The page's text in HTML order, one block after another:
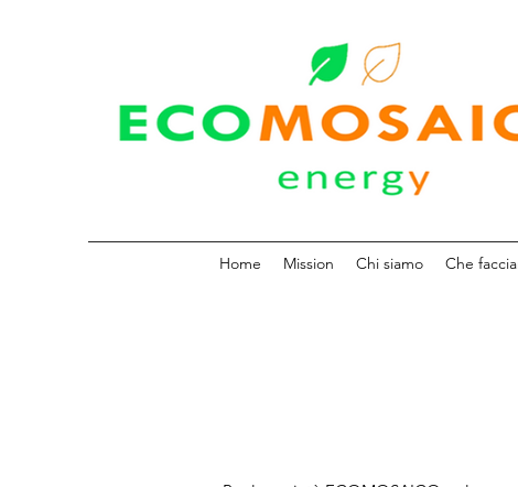
Home Mission Chi siamo Che